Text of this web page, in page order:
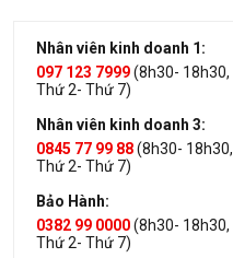
Nhân viên kinh doanh 1:
097 123 7999(8h30- 18h30,
Thứ 2- Thứ 7)
Nhân viên kinh doanh 3:
0845 77 99 88(8h30- 18h30,
Thứ 2- Thứ 7)
Bảo Hành:
0382 99 0000(8h30- 18h30,
Thứ 2- Thứ 7)